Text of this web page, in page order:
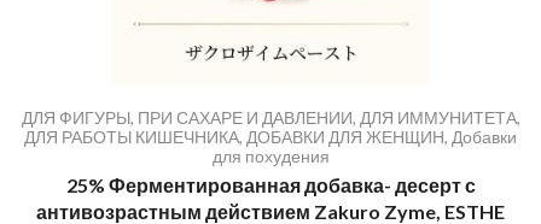
ДЛЯ ФИГУРЫ, ПРИ САХАРЕ И ДАВЛЕНИИ, ДЛЯ ИММУНИТЕТА,
ДЛЯ РАБОТЫ КИШЕЧНИКА, ДОБАВКИ ДЛЯ ЖЕНЩИН, Добавки
для похудения
25% Ферментированная добавка- десерт с
антивозрастным действием Zakuro Zyme, ESTHE